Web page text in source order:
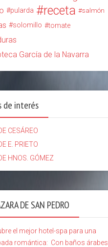
pularda receta salmón
solomillo tomate
García de la Navarra
de interés
CESÁREO
E. PRIETO
HNOS. GÓMEZ
DE SAN PEDRO
el mejor hotel-spa para una
romántica: Con baños árabes